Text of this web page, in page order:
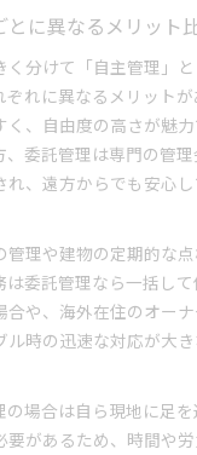
とに異なるメリット
く分けて「自主管理」
ぞれに異なるメリット
く、自由度の高さが魅
、委託管理は専門の管
れ、遠方からでも安心
管理や建物の定期的な
は委託管理なら一括し
合や、海外在住のオー
ル時の迅速な対応が大
の場合は自ら現地に足
要があるため、時間や